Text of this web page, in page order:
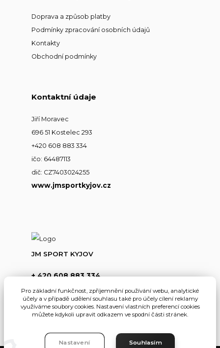
Doprava a způsob platby
Podmínky zpracování osobních údajů
Kontakty
Obchodní podmínky
Kontaktní údaje
Jiří Moravec
696 51 Kostelec 293
+420 608 883 334
ičo: 64487113
dič: CZ7403024255
www.jmsportkyjov.cz
JM SPORT KYJOV
+ 420 608 883 334
info@jmsportkyjov.cz
Pro základní funkčnost, zpříjemnění používání webu, analytické
účely a v případě udělení souhlasu také pro účely cílení reklamy
využíváme soubory cookies. Nastavení vlastních preferencí cookies
můžete kdykoli upravit odkazem ve spodní části stránek.
Nastavení Souhlasím